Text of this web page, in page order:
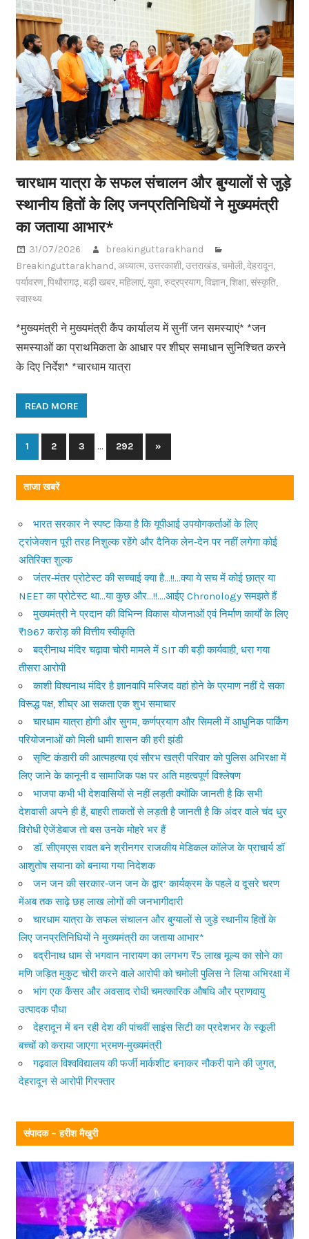
चारधाम यात्रा के सफल संचालन और बुग्यालों से जुड़े
स्थानीय हितों के लिए जनप्रतिनिधियों ने मुख्यमंत्री
का जताया आभार*
31/07/2026
breakinguttarakhand
Breakinguttarakhand,अध्यात्म,उत्तरकाशी,उत्तराखंड,चमोली,देहरादून,
पर्यावरण,पिथौरागढ़,बड़ी खबर,महिलाएं,युवा,रुद्रप्रयाग,विज्ञान,शिक्षा,संस्कृति,
स्वास्थ्य
*मुख्यमंत्री ने मुख्यमंत्री कैंप कार्यालय में सुनीं जन समस्याएं* *जन
समस्याओं का प्राथमिकता के आधार पर शीघ्र समाधान सुनिश्चित करने
के दिए निर्देश* *चारधाम यात्रा
READ MORE
Posts
navigation
1 2 3 … 292
Next
Posts
»
ताजा खबरें
भारत सरकार ने स्पष्ट किया है कि यूपीआई उपयोगकर्ताओं के लिए
ट्रांजेक्शन पूरी तरह निशुल्क रहेंगे और दैनिक लेन-देन पर नहीं लगेगा कोई
अतिरिक्त शुल्क
जंतर-मंतर प्रोटेस्ट की सच्चाई क्या है…!!…क्या ये सच में कोई छात्र या
NEET का प्रोटेस्ट था…या कुछ और…!!….आईए Chronology समझते हैं
मुख्यमंत्री ने प्रदान की विभिन्न विकास योजनाओं एवं निर्माण कार्यों के लिए
₹1967 करोड़ की वित्तीय स्वीकृति
बद्रीनाथ मंदिर चढ़ावा चोरी मामले में SIT की बड़ी कार्यवाही, धरा गया
तीसरा आरोपी
काशी विश्वनाथ मंदिर है ज्ञानवापि मस्जिद वहां होने के प्रमाण नहीं दे सका
विरूद्ध पक्ष, शीघ्र आ सकता एक शुभ समाचार
चारधाम यात्रा होगी और सुगम, कर्णप्रयाग और सिमली में आधुनिक पार्किंग
परियोजनाओं को मिली धामी शासन की हरी झंडी
सृष्टि कंडारी की आत्महत्या एवं सौरभ खत्री परिवार को पुलिस अभिरक्षा में
लिए जाने के कानूनी व सामाजिक पक्ष पर अति महत्वपूर्ण विश्लेषण
भाजपा कभी भी देशवासियों से नहीं लड़ती क्योंकि जानती है कि सभी
देशवासी अपने ही हैं, बाहरी ताकतों से लड़ती है जानती है कि अंदर वाले चंद धुर
विरोधी ऐजेंडेबाज तो बस उनके मोहरे भर हैं
डॉ. सीएमएस रावत बने श्रीनगर राजकीय मेडिकल कॉलेज के प्राचार्य डॉ
आशुतोष सयाना को बनाया गया निदेशक
जन जन की सरकार-जन जन के द्वार’ कार्यक्रम के पहले व दूसरे चरण
मेंअब तक साढ़े छह लाख लोगों की जनभागीदारी
चारधाम यात्रा के सफल संचालन और बुग्यालों से जुड़े स्थानीय हितों के
लिए जनप्रतिनिधियों ने मुख्यमंत्री का जताया आभार*
बद्रीनाथ धाम से भगवान नारायण का लगभग ₹5 लाख मूल्य का सोने का
मणि जड़ित मुकुट चोरी करने वाले आरोपी को चमोली पुलिस ने लिया अभिरक्षा में
भांग एक कैंसर और अवसाद रोधी चमत्कारिक औषधि और प्राणवायु
उत्पादक पौधा
देहरादून में बन रही देश की पांचवीं साइंस सिटी का प्रदेशभर के स्कूली
बच्चों को कराया जाएगा भ्रमण-मुख्यमंत्री
गढ़वाल विश्वविद्यालय की फर्जी मार्कशीट बनाकर नौकरी पाने की जुगत,
देहरादून से आरोपी गिरफ्तार
संपादक – हरीश मैखुरी